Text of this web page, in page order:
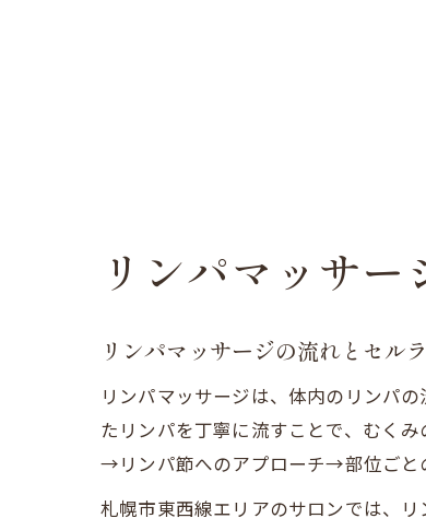
リンパマッサ
リンパマッサージの流れとセル
リンパマッサージは、体内のリンパ
たリンパを丁寧に流すことで、むく
→リンパ節へのアプローチ→部位ごと
札幌市東西線エリアのサロンでは、